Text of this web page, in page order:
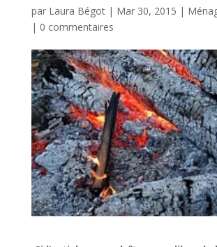
par Laura Bégot| Mar 30, 2015 |
| 0 commentaires